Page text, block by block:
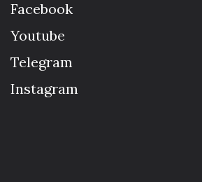
Facebook
Youtube
Telegram
Instagram